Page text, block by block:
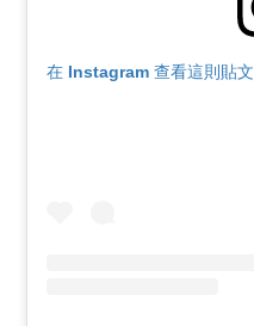
在 Instagram 查看這則貼文